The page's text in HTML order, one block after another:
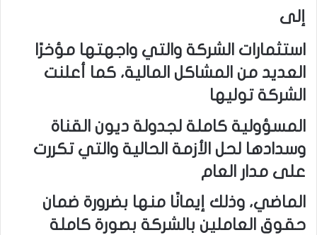
إلى
استثمارات الشركة والتي واجهتها مؤخرًا
العديد من المشاكل المالية، كما أعلنت
الشركة توليها
المسؤولية كاملة لجدولة ديون القناة
وسدادها لحل الأزمة الحالية والتي تكررت
على مدار العام
الماضي، وذلك إيمانًا منها بضرورة ضمان
حقوق العاملين بالشركة بصورة كاملة